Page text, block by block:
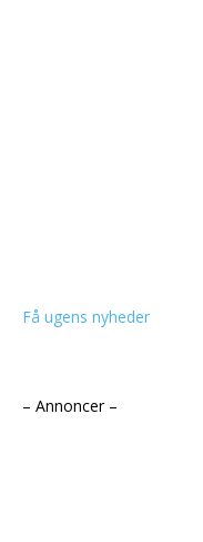
Få ugens nyheder
– Annoncer –